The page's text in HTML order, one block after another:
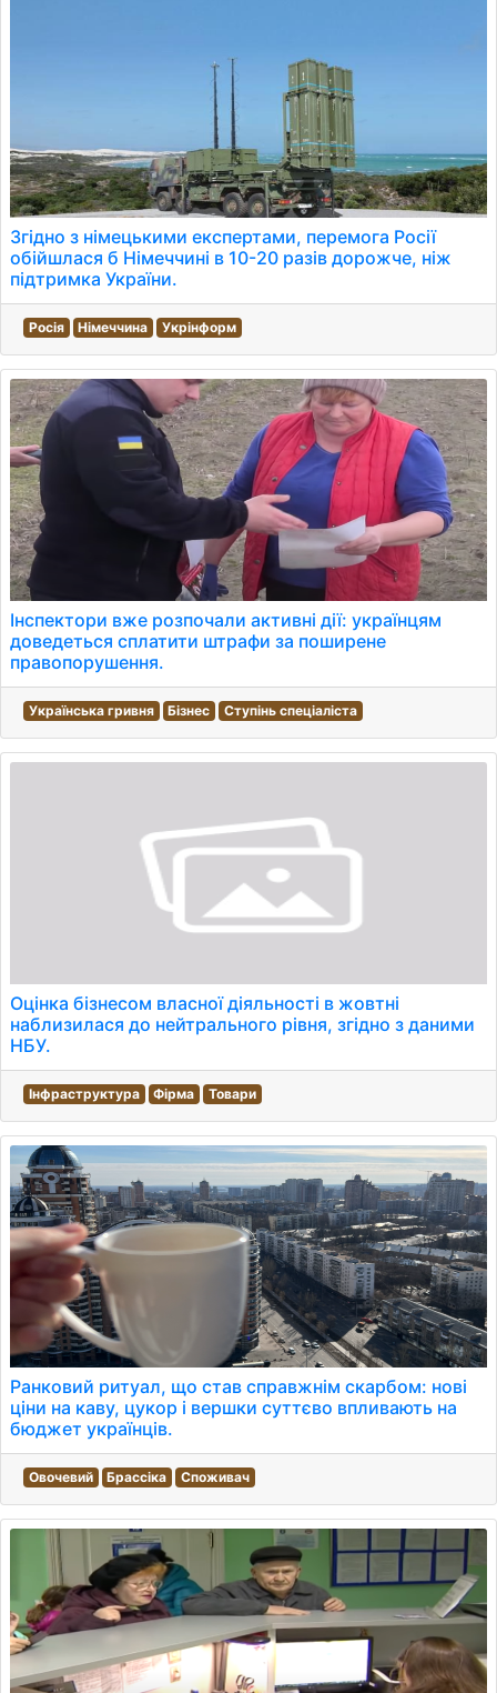
Згідно з німецькими експертами, перемога Росії
обійшлася б Німеччині в 10-20 разів дорожче, ніж
підтримка України.
Росія Німеччина Укрінформ
Інспектори вже розпочали активні дії: українцям
доведеться сплатити штрафи за поширене
правопорушення.
Українська гривня Бізнес Ступінь спеціаліста
Оцінка бізнесом власної діяльності в жовтні
наблизилася до нейтрального рівня, згідно з даними
НБУ.
Інфраструктура Фірма Товари
Ранковий ритуал, що став справжнім скарбом: нові
ціни на каву, цукор і вершки суттєво впливають на
бюджет українців.
Овочевий Брассіка Споживач